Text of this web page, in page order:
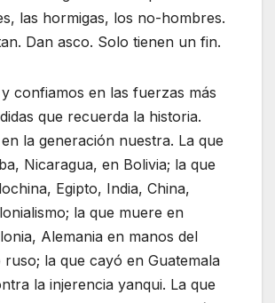
las hormigas, los no-hombres.
Dan asco. Solo tienen un fin.
confiamos en las fuerzas más
que recuerda la historia.
la generación nuestra. La que
Nicaragua, en Bolivia; la que
Egipto, India, China,
la que muere en
Alemania en manos del
ruso; la que cayó en Guatemala
la injerencia yanqui. La que